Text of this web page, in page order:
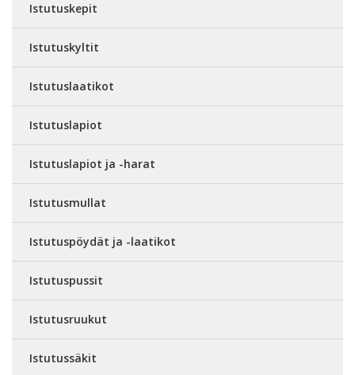
Istutuskepit
Istutuskyltit
Istutuslaatikot
Istutuslapiot
Istutuslapiot ja -harat
Istutusmullat
Istutuspöydät ja -laatikot
Istutuspussit
Istutusruukut
Istutussäkit